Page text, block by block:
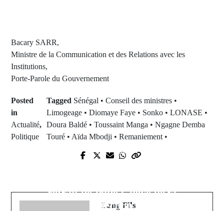
Bacary SARR,
Ministre de la Communication et des Relations avec les
Institutions,
Porte-Parole du Gouvernement
Posted
in
Actualité,
Politique
Tagged Sénégal • Conseil des ministres •
Limogeage • Diomaye Faye • Sonko • LONASE •
Doura Baldé • Toussaint Manga • Ngagne Demba
Touré • Aïda Mbodji • Remaniement •
Prev Post
unie derrière la réussite scolaire
retrait de Pape Gueye de la
sélection
Lang Fils